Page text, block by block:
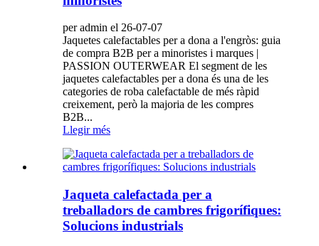
per admin el 26-07-07
Jaquetes calefactables per a dona a l'engròs: guia
de compra B2B per a minoristes i marques |
PASSION OUTERWEAR El segment de les
jaquetes calefactables per a dona és una de les
categories de roba calefactable de més ràpid
creixement, però la majoria de les compres
B2B...
Llegir més
Jaqueta calefactada per a
treballadors de cambres frigorífiques:
Solucions industrials